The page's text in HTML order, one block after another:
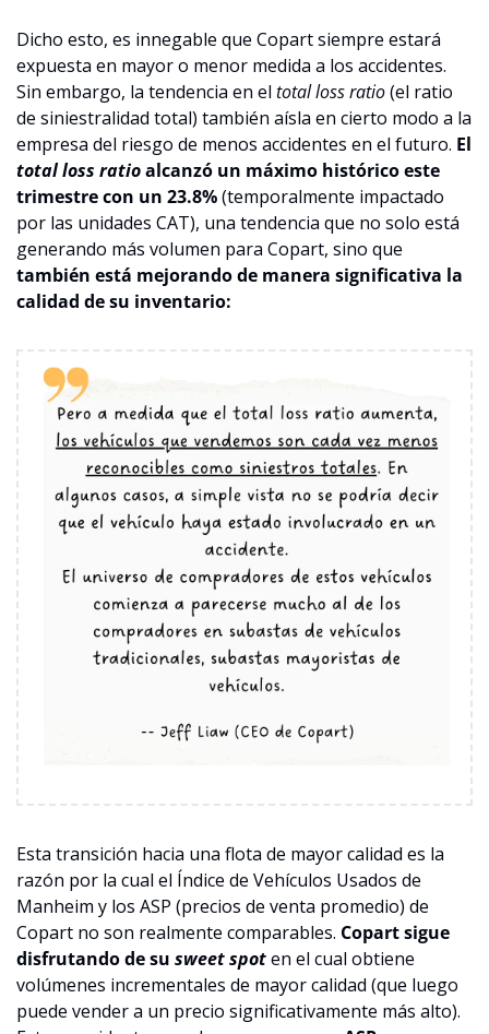
Dicho esto, es innegable que Copart siempre estará
expuesta en mayor o menor medida a los accidentes.
Sin embargo, la tendencia en el total loss ratio (el ratio
de siniestralidad total) también aísla en cierto modo a la
empresa del riesgo de menos accidentes en el futuro.
total loss ratio alcanzó un máximo histórico este
trimestre con un 23.8% (temporalmente impactado
por las unidades CAT), una tendencia que no solo está
también está mejorando de manera significativa la
calidad de su inventario:
Esta transición hacia una flota de mayor calidad es la
razón por la cual el Índice de Vehículos Usados de
Manheim y los ASP (precios de venta promedio) de
Copart no son realmente comparables. Copart sigue
disfrutando de su sweet spot en el cual obtiene
volúmenes incrementales de mayor calidad (que luego
puede vender a un precio significativamente más alto).